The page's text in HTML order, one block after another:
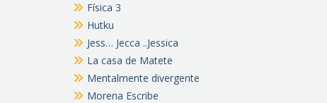
Física 3
Hutku
Jess… Jecca ..Jessica
La casa de Matete
Mentalmente divergente
Morena Escribe